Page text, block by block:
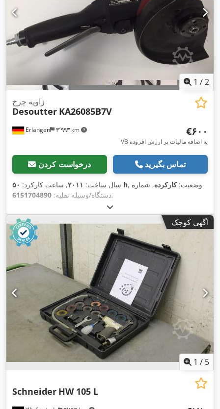
1 /2
Erlangen ۳٬۹۹۳ km
زاویه چرخ
Desoutter KA26085B7V
‎€۶۰۰
VB به اضافه مالیات بر ارزش افزوده
درخواست کردن تماس بگیرید
سال ساخت: ۲۰۱۱, ساعت کارکرد: ۵۰ h , وضعیت:کارکرده, شماره
دستگاه/وسیله نقلیه: 6151704890 ,
آگهی کوچک
1 / 5
Schneider HW 105 L